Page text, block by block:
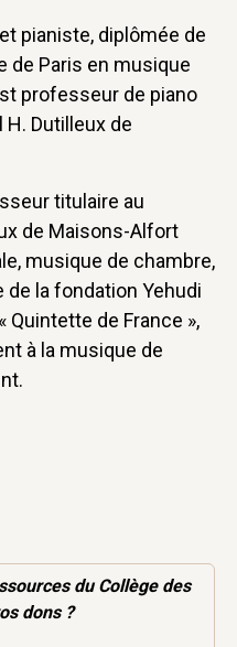
pianiste, diplômée de
de Paris en musique
professeur de piano
Dutilleux de
titulaire au
de Maisons-Alfort
musique de chambre,
la fondation Yehudi
Quintette de France »,
à la musique de
du Collège des
dons ?